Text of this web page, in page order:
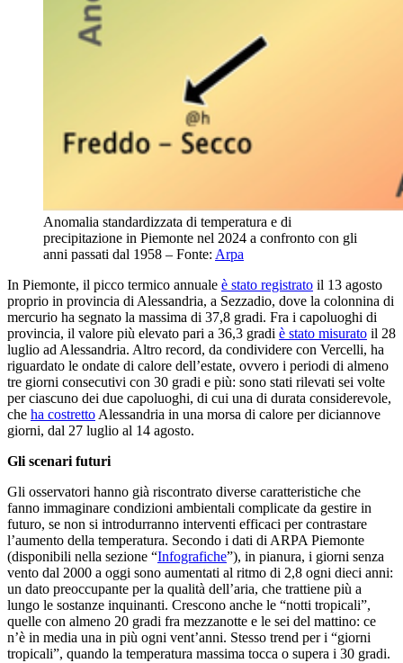
Anomalia standardizzata di temperatura e di
precipitazione in Piemonte nel 2024 a confronto con gli
anni passati dal 1958 – Fonte: Arpa
In Piemonte, il picco termico annuale è stato registrato il 13 agosto
proprio in provincia di Alessandria, a Sezzadio, dove la colonnina di
mercurio ha segnato la massima di 37,8 gradi. Fra i capoluoghi di
provincia, il valore più elevato pari a 36,3 gradi è stato misurato il 28
luglio ad Alessandria. Altro record, da condividere con Vercelli, ha
riguardato le ondate di calore dell’estate, ovvero i periodi di almeno
tre giorni consecutivi con 30 gradi e più: sono stati rilevati sei volte
per ciascuno dei due capoluoghi, di cui una di durata considerevole,
che ha costretto Alessandria in una morsa di calore per diciannove
giorni, dal 27 luglio al 14 agosto.
Gli scenari futuri
Gli osservatori hanno già riscontrato diverse caratteristiche che
fanno immaginare condizioni ambientali complicate da gestire in
futuro, se non si introdurranno interventi efficaci per contrastare
l’aumento della temperatura. Secondo i dati di ARPA Piemonte
(disponibili nella sezione “Infografiche”), in pianura, i giorni senza
vento dal 2000 a oggi sono aumentati al ritmo di 2,8 ogni dieci anni:
un dato preoccupante per la qualità dell’aria, che trattiene più a
lungo le sostanze inquinanti. Crescono anche le “notti tropicali”,
quelle con almeno 20 gradi fra mezzanotte e le sei del mattino: ce
n’è in media una in più ogni vent’anni. Stesso trend per i “giorni
tropicali”, quando la temperatura massima tocca o supera i 30 gradi.